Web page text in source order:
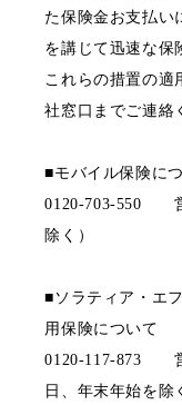
た保険金お支払い
を講じて迅速な保
これらの措置の適
社窓口までご連絡
■モバイル保険に
0120-703-550 営
除く）
■ソラティア・エ
用保険について
0120-117-873 営
日、年末年始を除